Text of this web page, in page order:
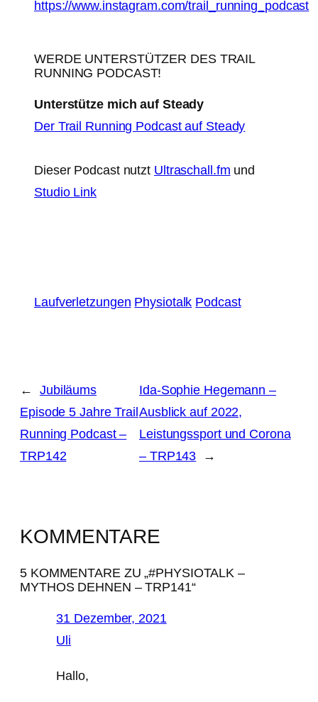
https://www.instagram.com/trail_running_podcast
WERDE UNTERSTÜTZER DES TRAIL
RUNNING PODCAST!
Unterstütze mich auf Steady
Der Trail Running Podcast auf Steady
Dieser Podcast nutzt Ultraschall.fm und
Studio Link
Laufverletzungen Physiotalk Podcast
←
Jubiläums
Episode 5 Jahre Trail
Running Podcast –
TRP142
Ida-Sophie Hegemann –
Ausblick auf 2022,
Leistungssport und Corona
– TRP143
→
KOMMENTARE
5 KOMMENTARE ZU „#PHYSIOTALK –
MYTHOS DEHNEN – TRP141“
31 Dezember, 2021
Uli
Hallo,